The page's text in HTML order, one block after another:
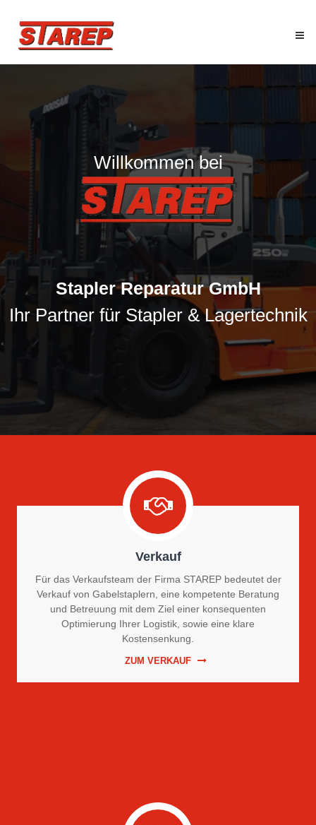
content
Starep
GmbH
Stapler
Reparatur
Willkommen bei
Stapler Reparatur GmbH
Ihr Partner für Stapler & Lagertechnik
Verkauf
Für das Verkaufsteam der Firma STAREP bedeutet der
Verkauf von Gabelstaplern, eine kompetente Beratung
und Betreuung mit dem Ziel einer konsequenten
Optimierung Ihrer Logistik, sowie eine klare
Kostensenkung.
ZUM VERKAUF